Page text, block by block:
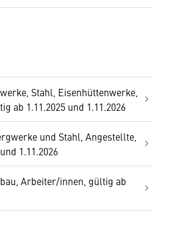
Stahl, Eisenhüttenwerke,
ab 1.11.2025 und 1.11.2026
und Stahl, Angestellte,
1.11.2026
Arbeiter/innen, gültig ab